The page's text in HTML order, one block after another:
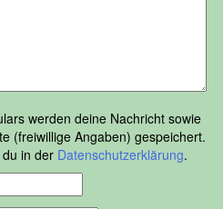
werden deine Nachricht sowie
(freiwillige Angaben) gespeichert.
in der Datenschutzerklärung.